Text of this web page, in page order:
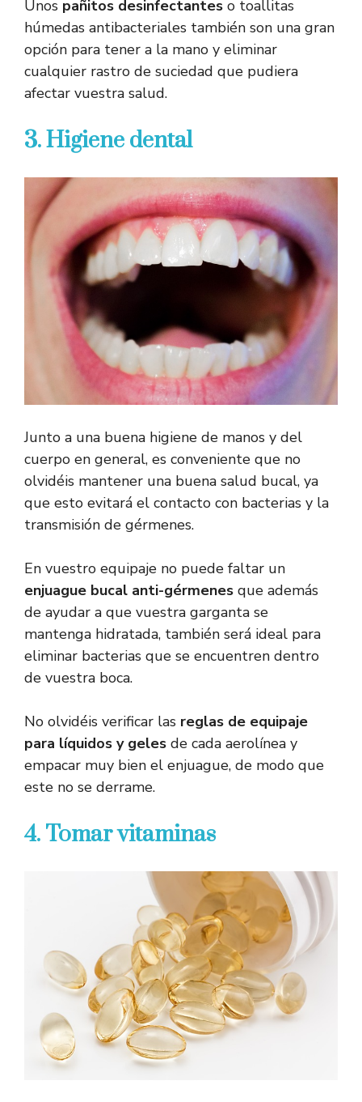
Unos pañitos desinfectantes o toallitas
húmedas antibacteriales también son una gran
opción para tener a la mano y eliminar
cualquier rastro de suciedad que pudiera
afectar vuestra salud.
3. Higiene dental
Junto a una buena higiene de manos y del
cuerpo en general, es conveniente que no
olvidéis mantener una buena salud bucal, ya
que esto evitará el contacto con bacterias y la
transmisión de gérmenes.
En vuestro equipaje no puede faltar un
enjuague bucal anti-gérmenes que además
de ayudar a que vuestra garganta se
mantenga hidratada, también será ideal para
eliminar bacterias que se encuentren dentro
de vuestra boca.
No olvidéis verificar las reglas de equipaje
para líquidos y geles de cada aerolínea y
empacar muy bien el enjuague, de modo que
este no se derrame.
4. Tomar vitaminas